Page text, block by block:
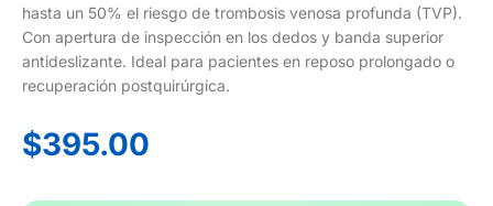
hasta un 50% el riesgo de trombosis venosa profunda (TVP).
Con apertura de inspección en los dedos y banda superior
antideslizante. Ideal para pacientes en reposo prolongado o
recuperación postquirúrgica.
$395.00